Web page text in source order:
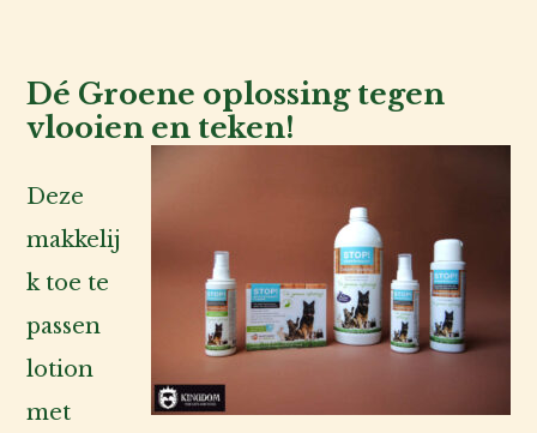
Dé Groene oplossing tegen
vlooien en teken!
Deze
makkelij
k toe te
passen
lotion
met